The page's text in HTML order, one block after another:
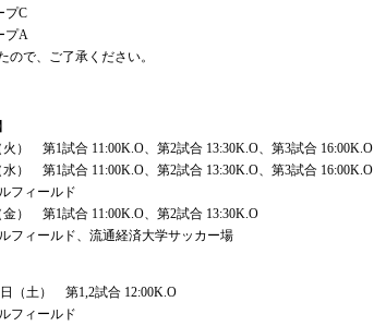
プC
プA
ので、ご了承ください。
） 第1試合 11:00K.O、第2試合 13:30K.O、第3試合 16:00K.O
） 第1試合 11:00K.O、第2試合 13:30K.O、第3試合 16:00K.O
フィールド
） 第1試合 11:00K.O、第2試合 13:30K.O
フィールド、流通経済大学サッカー場
土） 第1,2試合 12:00K.O
フィールド